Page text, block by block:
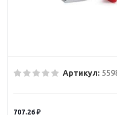
Артикул:
707.26₽